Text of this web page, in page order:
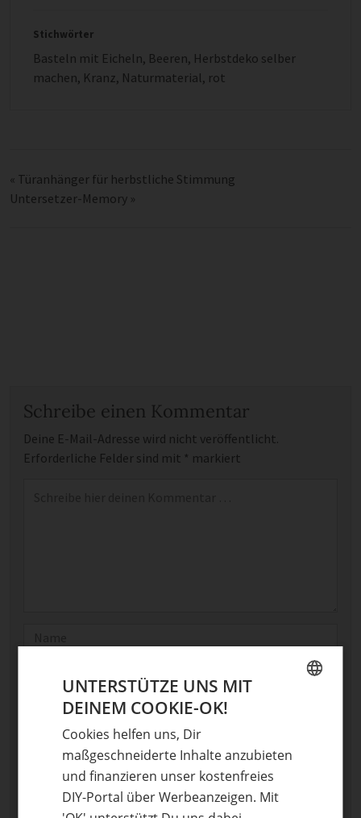
Stichwörter
Basteln mit Eicheln, Beeren, Herbstdeko selber
machen, Kranz, Naturmaterial, rot
« Türanhänger für herbstliche Stimmung
Untersetzer-Memory »
Schreibe einen Kommentar
Deine E-Mail-Adresse wird nicht veröffentlicht.
Erforderliche Felder sind mit * markiert
Optional: Foto teilen
Bild anhängen
Keine Datei ausgewählt
Bild.
UNTERSTÜTZE UNS MIT
DEINEM COOKIE-OK!
Cookies helfen uns, Dir
maßgeschneiderte Inhalte anzubieten
und finanzieren unser kostenfreies
DIY-Portal über Werbeanzeigen. Mit